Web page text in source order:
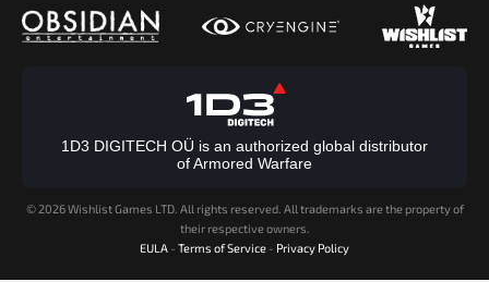
1D3 DIGITECH OÜ is an authorized global distributor
of Armored Warfare
© 2026 Wishlist Games LTD. All rights reserved. All trademarks are the property of
their respective owners.
EULA - Terms of Service - Privacy Policy